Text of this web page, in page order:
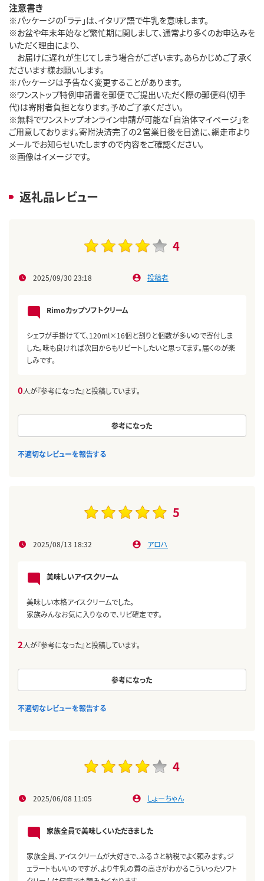
注意書き
※パッケージの「ラテ」は、イタリア語で牛乳を意味します。
※お盆や年末年始など繁忙期に関しまして、通常より多くのお申込みを
いただく理由により、
お届けに遅れが生じてしまう場合がございます。あらかじめご了承く
ださいます様お願いします。
※パッケージは予告なく変更することがあります。
※ワンストップ特例申請書を郵便でご提出いただく際の郵便料(切手
代)は寄附者負担となります。予めご了承ください。
※無料でワンストップオンライン申請が可能な「自治体マイページ」を
ご用意しております。寄附決済完了の２営業日後を目途に、網走市より
メールでお知らせいたしますので内容をご確認ください。
※画像はイメージです。
返礼品レビュー
4
2025/09/30 23:18 投稿者
Rimoカップソフトクリーム
シェフが手掛けてて、120ml×16個と割りと個数が多いので寄付しま
した。味も良ければ次回からもリピートしたいと思ってます。届くのが楽
しみです。
0人が『参考になった』と投稿しています。
参考になった
不適切なレビューを報告する
5
2025/08/13 18:32 アロハ
美味しいアイスクリーム
美味しい本格アイスクリームでした。
家族みんなお気に入りなので、リピ確定です。
2人が『参考になった』と投稿しています。
参考になった
不適切なレビューを報告する
4
2025/06/08 11:05 しょーちゃん
家族全員で美味しくいただきました
家族全員、アイスクリームが大好きで、ふるさと納税でよく頼みます。ジ
ェラートもいいのですが、より牛乳の質の高さがわかるこういったソフト